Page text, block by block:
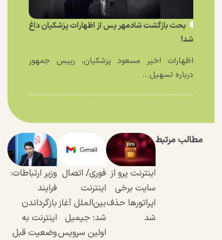
بحث بازگشت شادمهر پس از اظهارات پزشکیان داغ
شد!
اظهارات اخیر مسعود پزشکیان، رییس جمهور
درباره تسهیل...
مطالب مرتبط
اینترنت پرو از
سایت برخی
اپراتور‌ها حذف
شد
فوری/ اتصال
اینترنت
بین‌الملل آغاز
شد؛ جیمیل
اولین سرویس
وزیر ارتباطات:
فرایند
بازگرداندن
اینترنت به
وضعیت قبل